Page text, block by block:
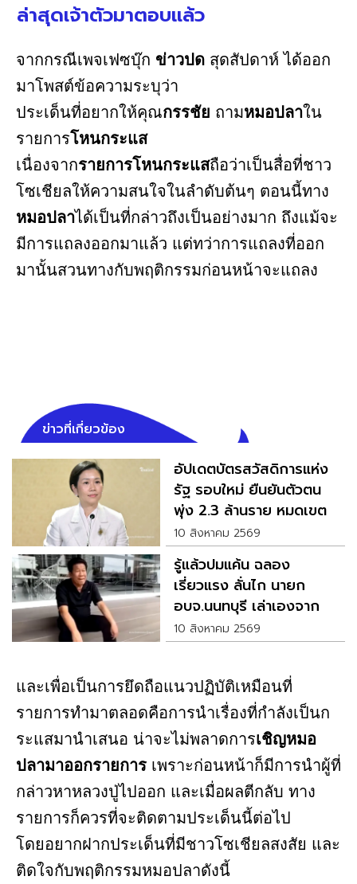
ล่าสุดเจ้าตัวมาตอบแล้ว
จากกรณีเพจเฟซบุ๊ก ข่าวปด สุดสัปดาห์ ได้ออก
มาโพสต์ข้อความระบุว่า
ประเด็นที่อยากให้คุณกรรชัย ถามหมอปลาใน
รายการโหนกระแส
เนื่องจากรายการโหนกระแสถือว่าเป็นสื่อที่ชาว
โซเชียลให้ความสนใจในลำดับต้นๆ ตอนนี้ทาง
หมอปลาได้เป็นที่กล่าวถึงเป็นอย่างมาก ถึงแม้จะ
มีการแถลงออกมาแล้ว แต่ทว่าการแถลงที่ออก
มานั้นสวนทางกับพฤติกรรมก่อนหน้าจะแถลง
ข่าวที่เกี่ยวข้อง
อัปเดตบัตรสวัสดิการแห่ง
รัฐ รอบใหม่ ยืนยันตัวตน
พุ่ง 2.3 ล้านราย หมดเขต
วันไหนเช็กเลย
10 สิงหาคม 2569
รู้แล้วปมแค้น ฉลอง
เรี่ยวแรง ลั่นไก นายก
อบจ.นนทบุรี เล่าเองจาก
ปาก
10 สิงหาคม 2569
และเพื่อเป็นการยึดถือแนวปฏิบัติเหมือนที่
รายการทำมาตลอดคือการนำเรื่องที่กำลังเป็นก
ระแสมานำเสนอ น่าจะไม่พลาดการเชิญหมอ
ปลามาออกรายการ เพราะก่อนหน้าก็มีการนำผู้ที่
กล่าวหาหลวงปู่ไปออก และเมื่อผลตีกลับ ทาง
รายการก็ควรที่จะติดตามประเด็นนี้ต่อไป
โดยอยากฝากประเด็นที่มีชาวโซเชียลสงสัย และ
ติดใจกับพฤติกรรมหมอปลาดังนี้